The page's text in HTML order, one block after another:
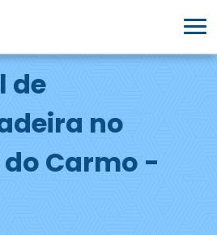
de
no
Carmo -